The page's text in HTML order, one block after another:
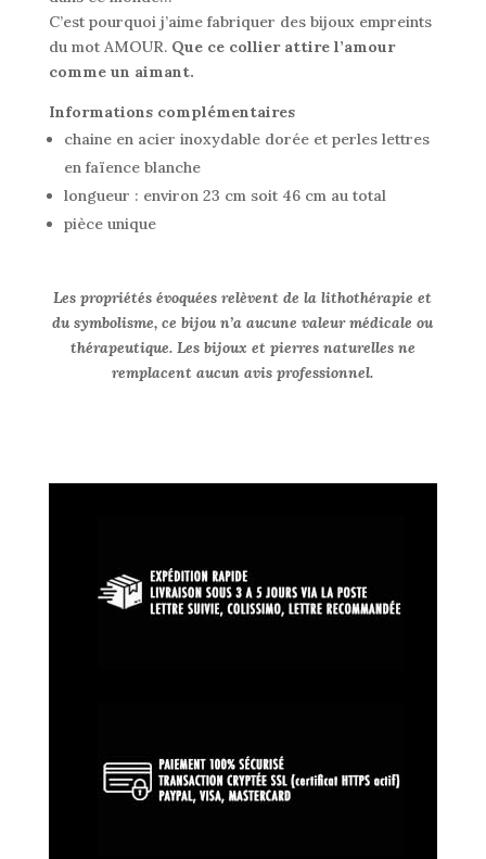
C’est pourquoi j’aime fabriquer des bijoux empreints
du mot AMOUR. Que ce collier attire l’amour
comme un aimant.
Informations complémentaires
chaine en acier inoxydable dorée et perles lettres
en faïence blanche
longueur : environ 23 cm soit 46 cm au total
pièce unique
Les propriétés évoquées relèvent de la lithothérapie et
du symbolisme, ce bijou n’a aucune valeur médicale ou
thérapeutique. Les bijoux et pierres naturelles ne
remplacent aucun avis professionnel.